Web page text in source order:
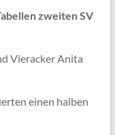
zweiten SV
Vieracker Anita
einen halben